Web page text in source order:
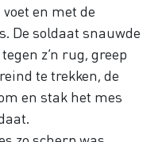
en met de
De soldaat snauwde
z’n rug, greep
te trekken, de
en stak het mes